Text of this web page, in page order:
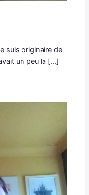
suis originaire de
un peu la […]